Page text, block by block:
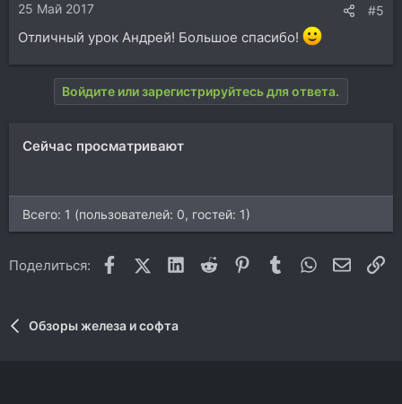
25 Май 2017 #5
Отличный урок Андрей! Большое спасибо!
Войдите или зарегистрируйтесь для ответа.
Сейчас просматривают
Всего: 1 (пользователей: 0, гостей: 1)
Поделиться: FacebookX (Twitter)
LinkedIn
Reddit Pinterest
Tumblr WhatsApp
Обзоры железа и софта